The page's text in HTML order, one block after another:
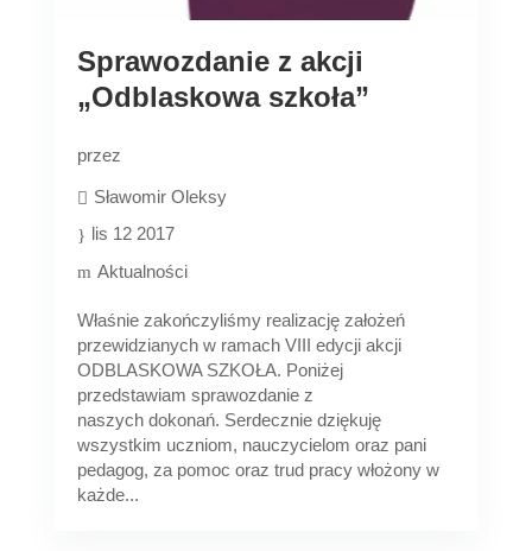
Sprawozdanie z akcji
„Odblaskowa szkoła”
przez
Sławomir Oleksy
lis 12 2017
Aktualności
Właśnie zakończyliśmy realizację założeń
przewidzianych w ramach VIII edycji akcji
ODBLASKOWA SZKOŁA. Poniżej
przedstawiam sprawozdanie z
naszych dokonań. Serdecznie dziękuję
wszystkim uczniom, nauczycielom oraz pani
pedagog, za pomoc oraz trud pracy włożony w
każde...